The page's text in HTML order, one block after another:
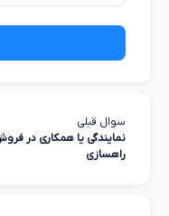
سوال قبلی
نمایندگی یا همکاری در
راهسازی